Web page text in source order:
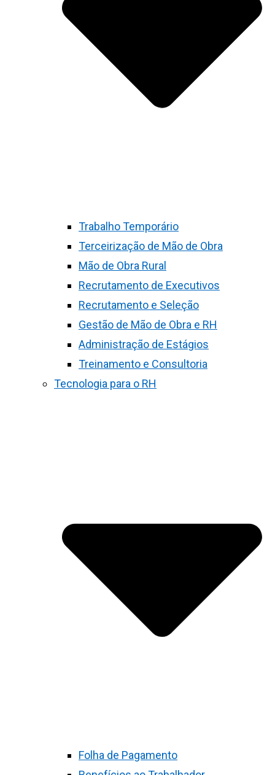
Trabalho Temporário
Terceirização de Mão de Obra
Mão de Obra Rural
Recrutamento de Executivos
Recrutamento e Seleção
Gestão de Mão de Obra e RH
Administração de Estágios
Treinamento e Consultoria
Tecnologia para o RH
Folha de Pagamento